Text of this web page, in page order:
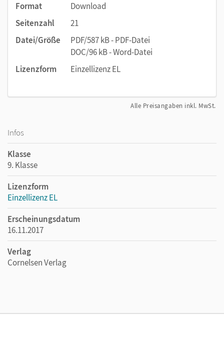
Format
Download
Seitenzahl
21
Datei/Größe
PDF/587 kB - PDF-Datei
DOC/96 kB - Word-Datei
Lizenzform
Einzellizenz EL
Alle Preisangaben inkl. MwSt.
Infos
Klasse
9. Klasse
Lizenzform
Einzellizenz EL
Erscheinungsdatum
16.11.2017
Verlag
Cornelsen Verlag